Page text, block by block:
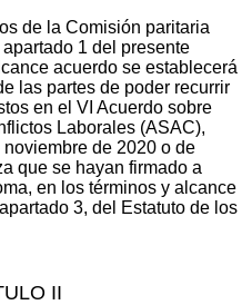
de la Comisión paritaria
1 del presente
acuerdo se establecerá
las partes de poder recurrir
en el VI Acuerdo sobre
Laborales (ASAC),
de 2020 o de
que se hayan firmado a
en los términos y alcance
3, del Estatuto de los
II